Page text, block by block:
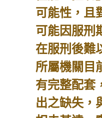
可能性，且
可能因服刑
在服刑後難
所屬機關目
有完整配套
出之缺失，